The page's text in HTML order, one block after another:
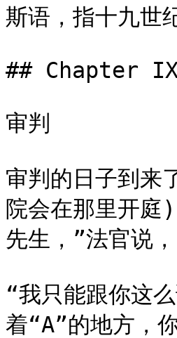
斯语，指十九世
## Chapter
审判
审判的日子到来
院会在那里开庭
先生，”法官说
“我只能跟你这
着“A”的地方，